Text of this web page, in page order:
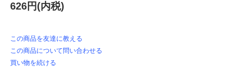
626円(内税)
この商品を友達に教える
この商品について問い合わせる
買い物を続ける